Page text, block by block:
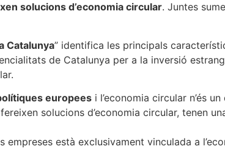
solucions d’economia circular. Juntes
Catalunya” identifica les principals
de Catalunya per a la inversió
europees i l’economia circular n’és
solucions d’economia circular, tenen
empreses està exclusivament vinculada a